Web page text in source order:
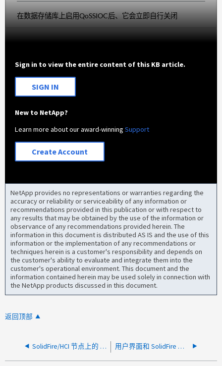
在数据存储库上启用QoSSIOC后、它会立即自行关闭
Sign in to view the entire content of this KB article.
SIGN IN
New to NetApp?
Learn more about our award-winningSupport
Create Account
NetApp provides no representations or warranties regarding the
accuracy or reliability or serviceability of any information or
recommendations provided in this publication or with respect to
any results that may be obtained by the use of the information or
observance of any recommendations provided herein. The
information in this document is distributed AS IS and the use of this
information or the implementation of any recommendations or
techniques herein is a customer's responsibility and depends on
the customer's ability to evaluate and integrate them into the
customer's operational environment. This document and the
information contained herein may be used solely in connection with
the NetApp products discussed in this document.
返回顶部
SolidFire/HCI 节点上的 RTFI 过程中提示驱动器选择 用户界面和 SolidFire 中缺少 QoS 策略选项卡和其他选项